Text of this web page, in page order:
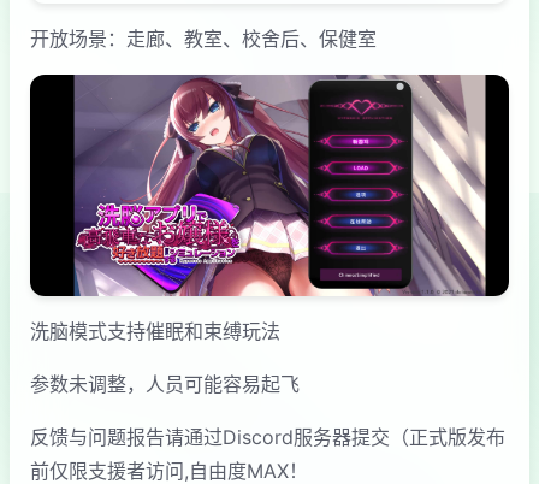
开放场景：走廊、教室、校舍后、保健室
洗脑模式支持催眠和束缚玩法
参数未调整，人员可能容易起飞
反馈与问题报告请通过Discord服务器提交（正式版发布
前仅限支援者访问,自由度MAX！